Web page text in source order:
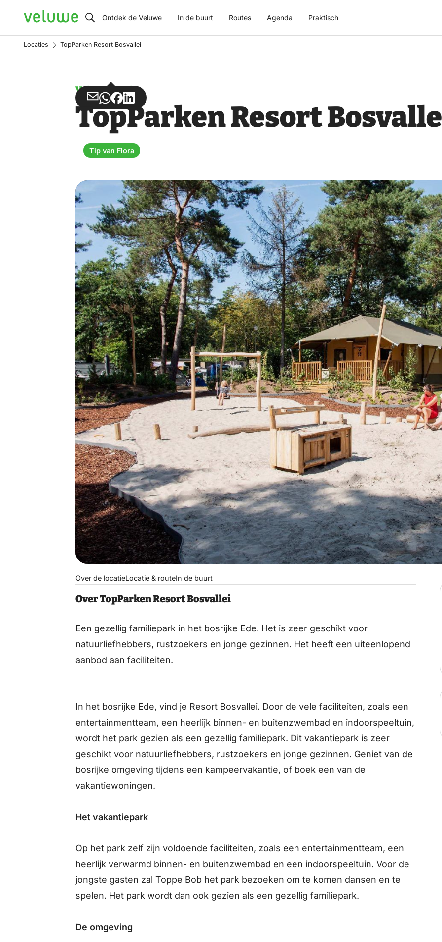
Veluwe Ontdek de Veluwe In de buurt Routes Agenda Praktisch
Locaties TopParken Resort Bosvallei
Vakantiepark
Deel
via
Email
Deel
via
WhatsApp
Deel
op
Facebook
Deel
op
TopParken Resort
Tip van Flora
Over de locatieLocatie & routeIn de buurt
Over TopParken Resort Bosvallei
Een gezellig familiepark in het bosrijke Ede. Het is zeer geschikt voor
natuurliefhebbers, rustzoekers en jonge gezinnen. Het heeft een uiteenlopend
aanbod aan faciliteiten.
In het bosrijke Ede, vind je Resort Bosvallei. Door de vele faciliteiten, zoals een
entertainmentteam, een heerlijk binnen- en buitenzwembad en indoorspeeltuin,
wordt het park gezien als een gezellig familiepark. Dit vakantiepark is zeer
geschikt voor natuurliefhebbers, rustzoekers en jonge gezinnen. Geniet van de
bosrijke omgeving tijdens een kampeervakantie, of boek een van de
vakantiewoningen.
Het vakantiepark
Op het park zelf zijn voldoende faciliteiten, zoals een entertainmentteam, een
heerlijk verwarmd binnen- en buitenzwembad en een indoorspeeltuin. Voor de
jongste gasten zal Toppe Bob het park bezoeken om te komen dansen en te
spelen. Het park wordt dan ook gezien als een gezellig familiepark.
De omgeving